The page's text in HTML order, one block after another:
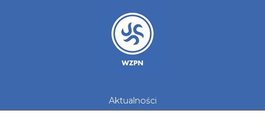
Aktualności
Galerie zdjęć